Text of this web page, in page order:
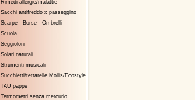
Rimedi allergie/malattie
Sacchi antifreddo x passeggino
Scarpe - Borse - Ombrelli
Scuola
Seggioloni
Solari naturali
Strumenti musicali
Succhietti/tettarelle Mollis/Ecostyle
TAU pappe
Termometri senza mercurio